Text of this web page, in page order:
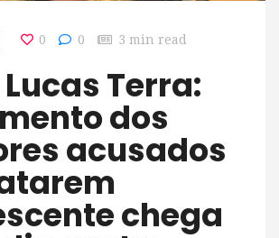
0 0 3 min read
dos
acusados
chega